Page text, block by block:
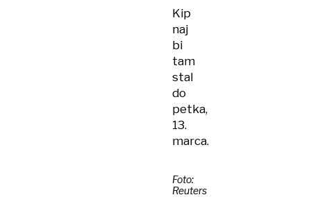
Kip
naj
bi
tam
stal
do
petka,
13.
marca.
Foto:
Reuters